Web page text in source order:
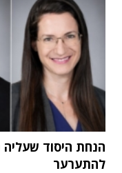
הנחת היסוד שעליה
להתערער